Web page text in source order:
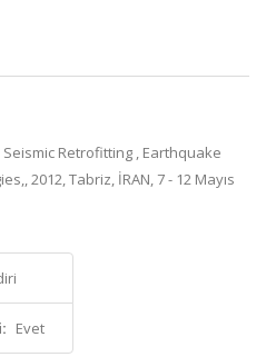
Retrofitting , Earthquake
2012, Tabriz, İRAN, 7 - 12 Mayıs
Evet